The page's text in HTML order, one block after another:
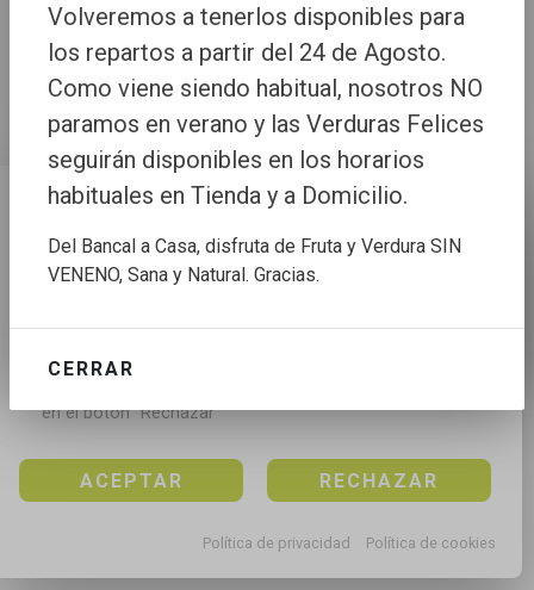
Configuración de cookies
Utilizamos cookies propias y de terceros para mejorar
nuestros servicios, para analizar el tráfico, para
análisis de la navegación.
Puedes aceptar todas las cookies pulsando en el
en el botón “Rechazar”
ACEPTAR RECHAZAR
Política de privacidad Política de cookies
Volveremos a tenerlos disponibles para
los repartos a partir del 24 de Agosto.
Como viene siendo habitual, nosotros NO
paramos en verano y las Verduras Felices
seguirán disponibles en los horarios
habituales en Tienda y a Domicilio.
Del Bancal a Casa, disfruta de Fruta y Verdura SIN
VENENO, Sana y Natural. Gracias.
CERRAR